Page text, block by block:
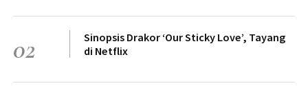
02
Sinopsis Drakor ‘Our Sticky Love’, Tayang
di Netflix